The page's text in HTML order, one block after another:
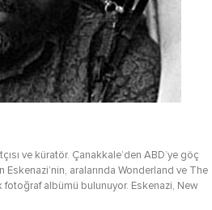
ve küratör. Çanakkale’den ABD’ye göç
aralarında Wonderland ve The
fotoğraf albümü bulunuyor. Eskenazi, New